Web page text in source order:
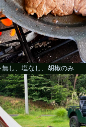
し、塩なし、胡椒のみ